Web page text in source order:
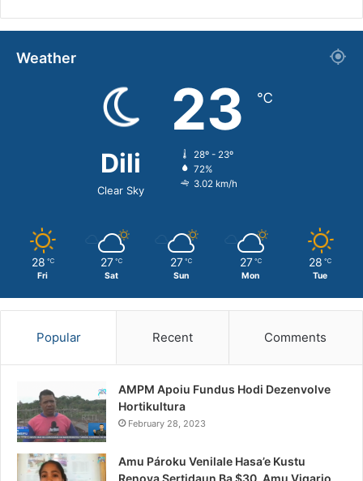
Weather
Dili
Clear Sky
23 ℃
28º - 23º
72%
3.02 km/h
28 ℃
Fri
27 ℃
Sat
27 ℃
Sun
27 ℃
Mon
28 ℃
Tue
Popular Recent Comments
AMPM Apoiu Fundus Hodi Dezenvolve
Hortikultura
February 28, 2023
Amu Pároku Venilale Hasa’e Kustu
Renova Sertidaun Ba $30, Amu Vigario